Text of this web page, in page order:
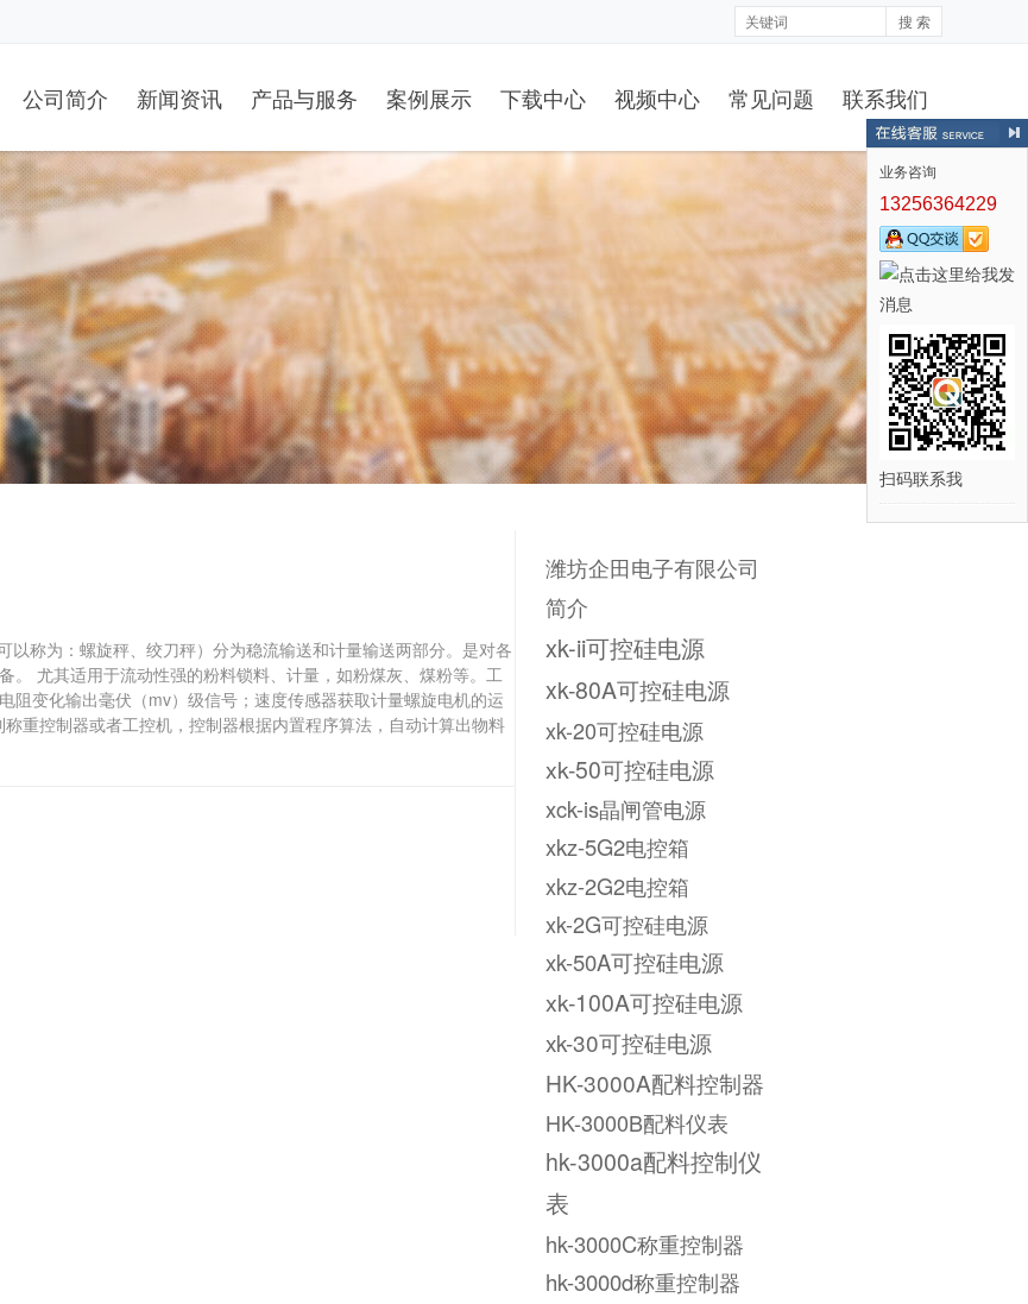
搜 索
公司简介 新闻资讯 产品与服务 案例展示 下载中心 视频中心 常见问题 联系我们
称为：螺旋秤、绞刀秤）分为稳流输送和计量输送两部分。是对各
尤其适用于流动性强的粉料锁料、计量，如粉煤灰、煤粉等。工
变化输出毫伏（mv）级信号；速度传感器获取计量螺旋电机的运
重控制器或者工控机，控制器根据内置程序算法，自动计算出物料
潍坊企田电子有限公司
简介
xk-ii可控硅电源
xk-80A可控硅电源
xk-20可控硅电源
xk-50可控硅电源
xck-is晶闸管电源
xkz-5G2电控箱
xkz-2G2电控箱
xk-2G可控硅电源
xk-50A可控硅电源
xk-100A可控硅电源
xk-30可控硅电源
HK-3000A配料控制器
HK-3000B配料仪表
hk-3000a配料控制仪
表
hk-3000C称重控制器
hk-3000d称重控制器
业务咨询
13256364229
扫码联系我